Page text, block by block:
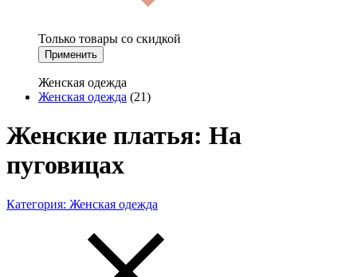
Только товары со скидкой
Применить
Женская одежда
Женская одежда (21)
Женские платья: На
пуговицах
Категория: Женская одежда